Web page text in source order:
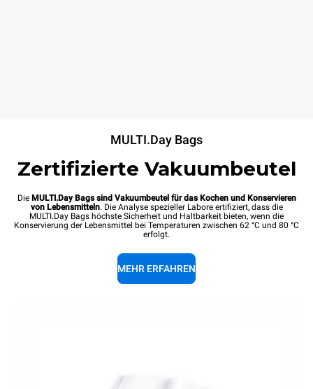
MULTI.Day Bags
Zertifizierte Vakuumbeutel
DieMULTI.Day Bags sind Vakuumbeutel für das Kochen und Konservieren
von Lebensmitteln. Die Analyse spezieller Labore ertifiziert, dass die
MULTI.Day Bags höchste Sicherheit und Haltbarkeit bieten, wenn die
Konservierung der Lebensmittel bei Temperaturen zwischen 62 °C und 80 °C
erfolgt.
MEHR ERFAHREN